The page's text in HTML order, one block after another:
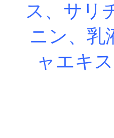
ス、サリ
ニン、乳
ャエキ